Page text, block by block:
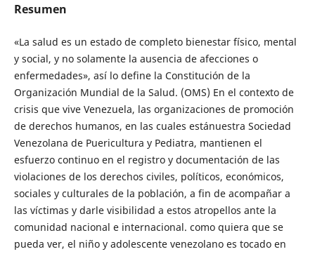
Resumen
«La salud es un estado de completo bienestar físico, mental
y social, y no solamente la ausencia de afecciones o
enfermedades», así lo define la Constitución de la
Organización Mundial de la Salud. (OMS) En el contexto de
crisis que vive Venezuela, las organizaciones de promoción
de derechos humanos, en las cuales estánuestra Sociedad
Venezolana de Puericultura y Pediatra, mantienen el
esfuerzo continuo en el registro y documentación de las
violaciones de los derechos civiles, políticos, económicos,
sociales y culturales de la población, a fin de acompañar a
las víctimas y darle visibilidad a estos atropellos ante la
comunidad nacional e internacional. como quiera que se
pueda ver, el niño y adolescente venezolano es tocado en